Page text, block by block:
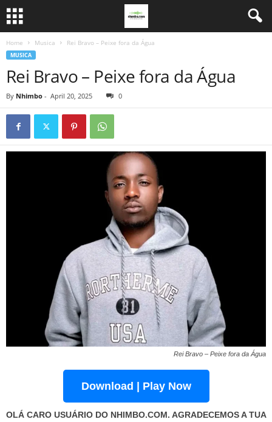
Home Musica Rei Bravo – Peixe fora da Água
MUSICA
Rei Bravo – Peixe fora da Água
By Nhimbo - April 20, 2025 0
Rei Bravo – Peixe fora da Água
Download | Play Now
OLÁ CARO USUÁRIO DO NHIMBO.COM. AGRADECEMOS A TUA